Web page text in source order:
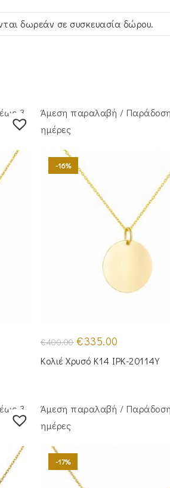
δωρεάν σε συσκευασία δώρου.
3
Άμεση παραλαβή /
ημέρες
-16%
€400.00 Original
price
was:
€400.00.
€335.00
τιμή
είναι:
Κολιέ Χρυσό Κ14 IPK-20114Y
3
Άμεση παραλαβή /
ημέρες
-17%